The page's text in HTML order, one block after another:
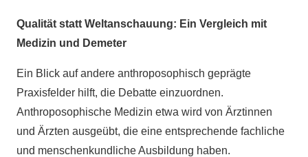
Qualität statt Weltanschauung: Ein Vergleich mit
Medizin und Demeter
Ein Blick auf andere anthroposophisch geprägte
Praxisfelder hilft, die Debatte einzuordnen.
Anthroposophische Medizin etwa wird von Ärztinnen
und Ärzten ausgeübt, die eine entsprechende fachliche
und menschenkundliche Ausbildung haben.